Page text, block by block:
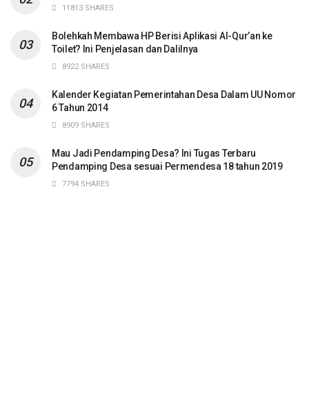
11813 SHARES
Bolehkah Membawa HP Berisi Aplikasi Al-Qur’an ke
Toilet? Ini Penjelasan dan Dalilnya
8922 SHARES
Kalender Kegiatan Pemerintahan Desa Dalam UU Nomor
6 Tahun 2014
8909 SHARES
Mau Jadi Pendamping Desa? Ini Tugas Terbaru
Pendamping Desa sesuai Permendesa 18 tahun 2019
7794 SHARES